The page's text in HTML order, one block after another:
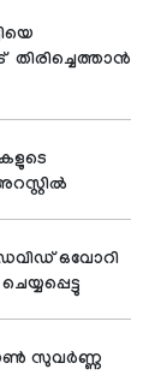
തിരിച്ചെത്താന്‍
ഒവോറി
സുവര്‍ണ്ണ